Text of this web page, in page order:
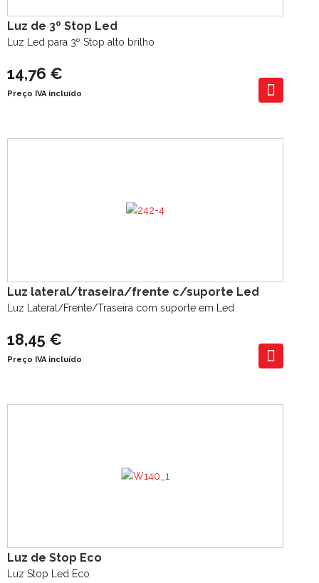
Luz de 3º Stop Led
Luz Led para 3º Stop alto brilho
14,76 €
Preço IVA incluído
Luz lateral/traseira/frente c/suporte Led
Luz Lateral/Frente/Traseira com suporte em Led
18,45 €
Preço IVA incluído
Luz de Stop Eco
Luz Stop Led Eco